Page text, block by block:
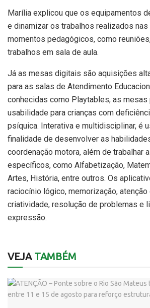
Marília explicou que os equipamentos
e dinamizar os trabalhos realizados nas
momentos pedagógicos, como
trabalhos em sala de aula.
Já as mesas digitais são aquisições
para as salas de Atendimento
conhecidas como Playtables, as
usabilidade para crianças com
psíquica. Interativa e multidisciplinar, é
finalidade de desenvolver as
coordenação motora, além de trabalhar
específicos, como Alfabetização,
Artes, História, entre outros. Os
raciocínio lógico, memorização, atenção
criatividade, resolução de problemas e
expressão.
VEJATAMBÉM